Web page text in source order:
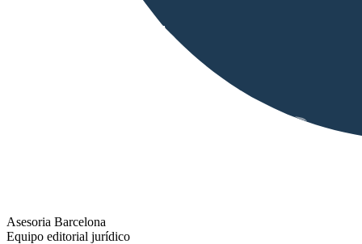
Asesoria Barcelona
Equipo editorial jurídico